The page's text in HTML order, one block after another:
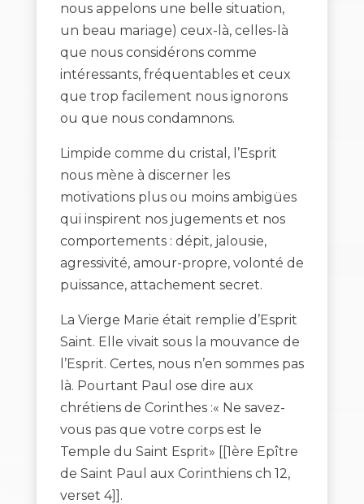
nous appelons une belle situation,
un beau mariage) ceux-là, celles-là
que nous considérons comme
intéressants, fréquentables et ceux
que trop facilement nous ignorons
ou que nous condamnons.
Limpide comme du cristal, l’Esprit
nous mène à discerner les
motivations plus ou moins ambigües
qui inspirent nos jugements et nos
comportements : dépit, jalousie,
agressivité, amour-propre, volonté de
puissance, attachement secret.
La Vierge Marie était remplie d’Esprit
Saint. Elle vivait sous la mouvance de
l’Esprit. Certes, nous n’en sommes pas
là. Pourtant Paul ose dire aux
chrétiens de Corinthes :« Ne savez-
vous pas que votre corps est le
Temple du Saint Esprit» [[1ère Epître
de Saint Paul aux Corinthiens ch 12,
verset 4]].